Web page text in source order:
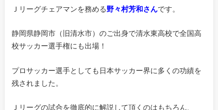
Ｊリーグチェアマンを務める野々村芳和さんです。
静岡県静岡市（旧清水市）のご出身で清水東高校で全国高
校サッカー選手権にも出場！
プロサッカー選手としても日本サッカー界に多くの功績を
残されました。
Ｊリーグの試合を徹底的に解説して頂くのはもちろん、